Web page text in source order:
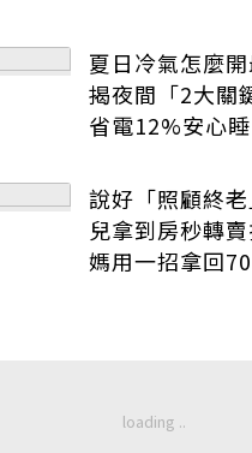
夏日冷氣怎麼
揭夜間「2大關
省電12%安心睡
說好「照顧終老
兒拿到房秒轉
媽用一招拿回